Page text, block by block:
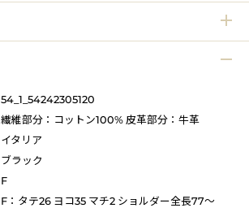
54_1_54242305120
繊維部分：コットン100% 皮革部分：牛革
イタリア
ブラック
F
F：タテ26 ヨコ35 マチ2 ショルダー全長77～